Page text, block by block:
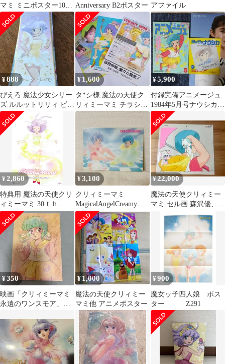
マミ ミニポスター10枚
セット 高田明美
Anniversary B2ポスター アファイル
¥888
ぴえろ 魔法少女シリー
ズ ルルットリリィ ビジ
ュ札 ロング色紙 箔押し
¥ 1,600
タ*シ様 魔法の天使ク
リィミーマミ チラシセ
ット
¥5,900
付録完備アニメージュ
1984年5月号ナウシカに
もう一度会いたい
BOOK＆ポスター
¥2,860
特典用 魔法の天使クリ
ィミーマミ 30ｔｈ
Anniversary B2ポスター
¥3,100
クリィミーマミ
MagicalAngelCreamyMa
mi 下敷き
¥22,000
魔法の天使クリィミー
マミ セル画 森沢優、ネ
ガ、ポジ
¥350
映画「クリィミーマミ
永遠のワンスモア」入
¥ 1,000
魔法の天使クリィミー
マミ他 アニメポスター
¥900
魔女ッ子四人娘 ポス
ター Z291